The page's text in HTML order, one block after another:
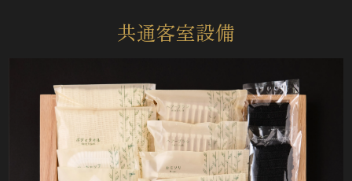
共通客室設備